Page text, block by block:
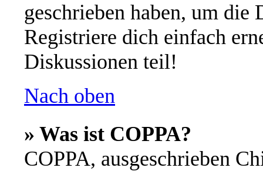
geschrieben haben, um die
Registriere dich einfach
Diskussionen teil!
Nach oben
» Was ist COPPA?
COPPA, ausgeschrieben